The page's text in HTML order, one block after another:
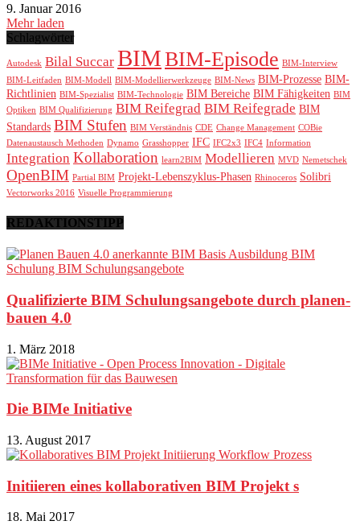
9. Januar 2016
Mehr laden
Schlagwörter
Autodesk Bilal Succar BIMBIM-Episode BIM-Interview
BIM-Leitfaden BIM-Modell BIM-Modellierwerkzeuge BIM-News BIM-Prozesse BIM-
Richtlinien BIM-Spezialist BIM-Technologie BIM Bereiche BIM Fähigkeiten BIM
Optiken BIM Qualifizierung BIM Reifegrad BIM Reifegrade BIM
Standards BIM Stufen BIM Verständnis CDE Change Management COBie
Datenaustausch Methoden Dynamo Grasshopper IFC IFC2x3 IFC4 Information
Integration Kollaboration learn2BIM Modellieren MVD Nemetschek
OpenBIM Partial BIM Projekt-Lebenszyklus-Phasen Rhinoceros Solibri
Vectorworks 2016 Visuelle Programmierung
REDAKTIONSTIPP
Qualifizierte BIM Schulungsangebote durch planen-
bauen 4.0
1. März 2018
Die BIMe Initiative
13. August 2017
Initiieren eines kollaborativen BIM Projekt s
18. Mai 2017